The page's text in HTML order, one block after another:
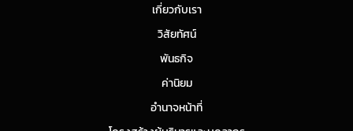
เกี่ยวกับเรา
วิสัยทัศน์
พันธกิจ
ค่านิยม
อำนาจหน้าที่